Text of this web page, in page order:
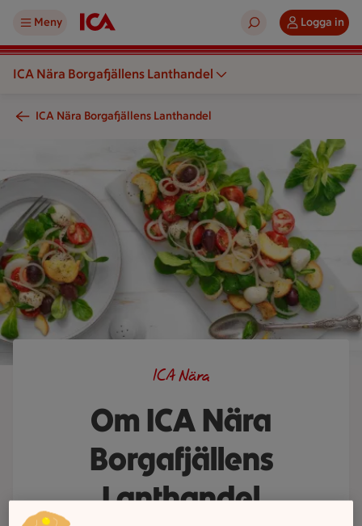
Meny Logga in
ICA Nära Borgafjällens Lanthandel
ICA Nära Borgafjällens Lanthandel
En sallad med grönsaker serveras på en tallrik och ett
Om ICA Nära
Borgafjällens
Lanthandel
ICA Nära